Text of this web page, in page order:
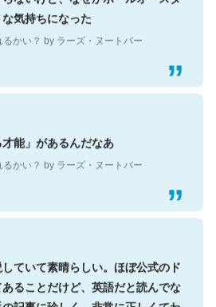
気持ちになった
能」があるんだなあ
ていて素晴らしい。ほぼ公式のド
ることだけど、英語だと読んでな
記事に珍しく、非常に正しくてわ